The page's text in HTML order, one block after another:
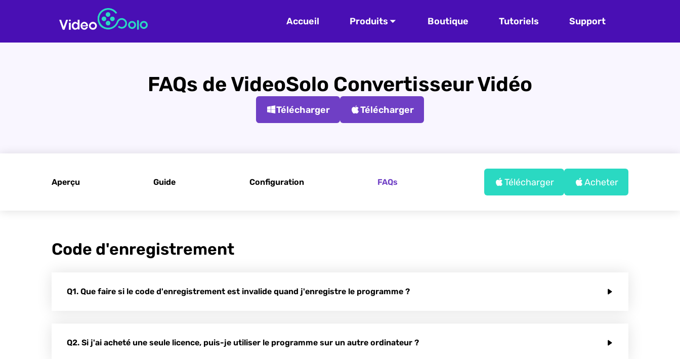
Accueil Produits Boutique Tutoriels Support
FAQs de VideoSolo Convertisseur Vidéo
Télécharger Télécharger
Aperçu Guide Configuration FAQs Télécharger Acheter
Code d'enregistrement
Q1. Que faire si le code d'enregistrement est invalide quand j'enregistre le programme ?
Q2. Si j'ai acheté une seule licence, puis-je utiliser le programme sur un autre ordinateur ?